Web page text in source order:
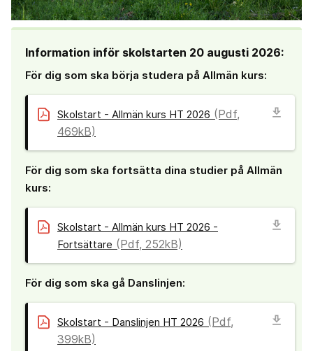
Information inför skolstarten 20 augusti 2026:
För dig som ska börja studera på Allmän kurs:
Skolstart - Allmän kurs HT 2026 (Pdf,
469kB)
download
För dig som ska fortsätta dina studier på Allmän
kurs:
Skolstart - Allmän kurs HT 2026 -
Fortsättare (Pdf, 252kB)
download
För dig som ska gå Danslinjen:
Skolstart - Danslinjen HT 2026 (Pdf,
399kB)
download